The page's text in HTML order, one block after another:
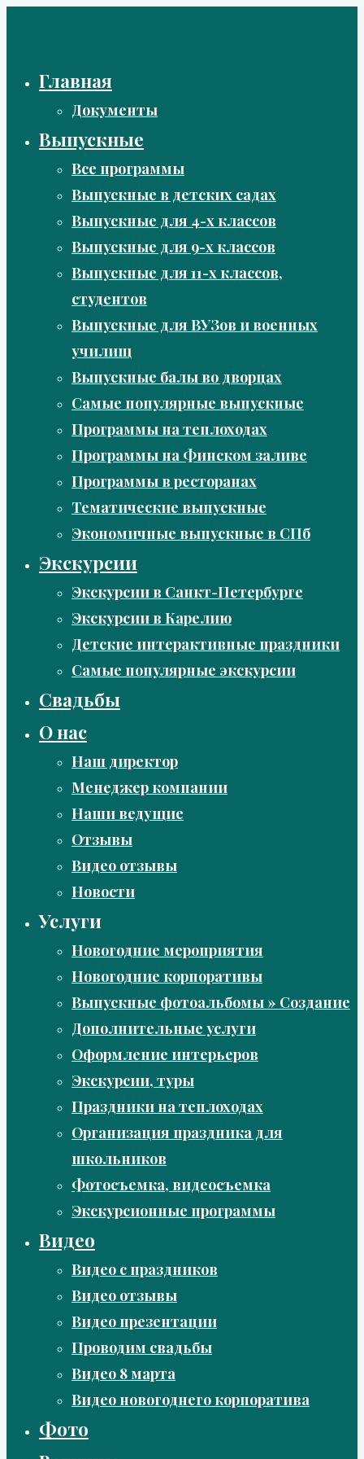
Главная
Документы
Выпускные
Все программы
Выпускные в детских садах
Выпускные для 4-х классов
Выпускные для 9-х классов
Выпускные для 11-х классов,
студентов
Выпускные для ВУЗов и военных
училищ
Выпускные балы во дворцах
Самые популярные выпускные
Программы на теплоходах
Программы на Финском заливе
Программы в ресторанах
Тематические выпускные
Экономичные выпускные в СПб
Экскурсии
Экскурсии в Санкт-Петербурге
Экскурсии в Карелию
Детские интерактивные праздники
Самые популярные экскурсии
Свадьбы
О нас
Наш директор
Менеджер компании
Наши ведущие
Отзывы
Видео отзывы
Новости
Услуги
Новогодние мероприятия
Новогодние корпоративы
Выпускные фотоальбомы » Создание
Дополнительные услуги
Оформление интерьеров
Экскурсии, туры
Праздники на теплоходах
Организация праздника для
школьников
Фотосъемка, видеосъемка
Экскурсионные программы
Видео
Видео с праздников
Видео отзывы
Видео презентации
Проводим свадьбы
Видео 8 марта
Видео новогоднего корпоратива
Фото